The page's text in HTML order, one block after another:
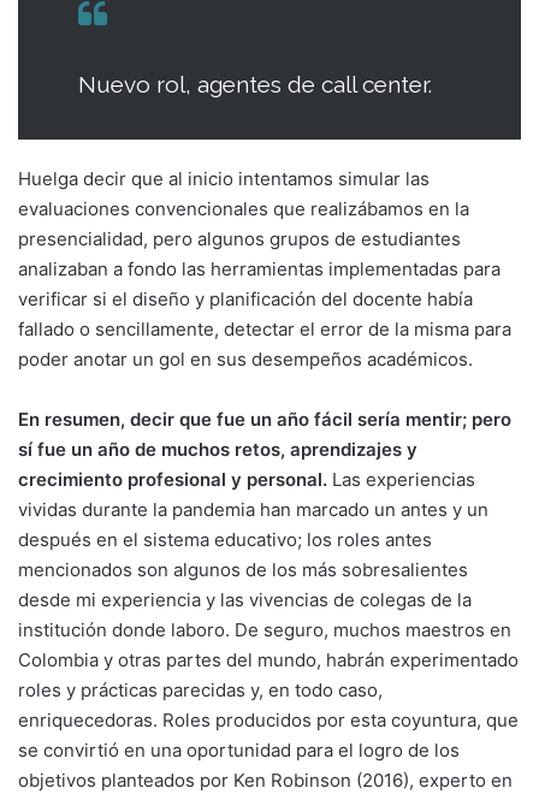
Nuevo rol, agentes de call center.
Huelga decir que al inicio intentamos simular las
evaluaciones convencionales que realizábamos en la
presencialidad, pero algunos grupos de estudiantes
analizaban a fondo las herramientas implementadas para
verificar si el diseño y planificación del docente había
fallado o sencillamente, detectar el error de la misma para
poder anotar un gol en sus desempeños académicos.
En resumen, decir que fue un año fácil sería mentir; pero
sí fue un año de muchos retos, aprendizajes y
crecimiento profesional y personal. Las experiencias
vividas durante la pandemia han marcado un antes y un
después en el sistema educativo; los roles antes
mencionados son algunos de los más sobresalientes
desde mi experiencia y las vivencias de colegas de la
institución donde laboro. De seguro, muchos maestros en
Colombia y otras partes del mundo, habrán experimentado
roles y prácticas parecidas y, en todo caso,
enriquecedoras. Roles producidos por esta coyuntura, que
se convirtió en una oportunidad para el logro de los
objetivos planteados por Ken Robinson (2016), experto en